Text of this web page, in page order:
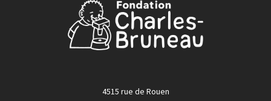
4515 rue de Rouen